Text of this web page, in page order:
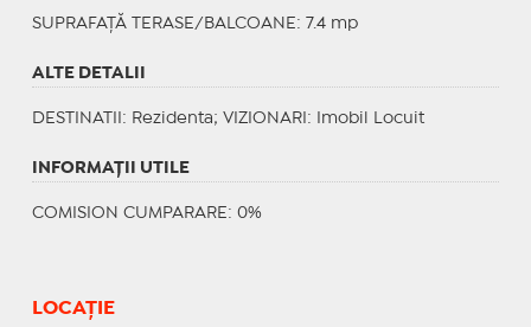
SUPRAFAȚĂ TERASE/BALCOANE: 7.4 mp
ALTE DETALII
DESTINATII : Rezidenta; VIZIONARI : Imobil Locuit
INFORMAŢII UTILE
COMISION CUMPARARE: 0%
LOCAȚIE